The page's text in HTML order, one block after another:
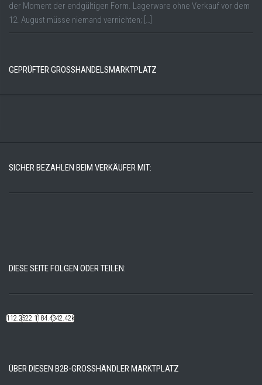
der Moment der endgültigen Form. Lagerware ohne Verkauf vor dem
12. August müsse niemand vernichten; […]
GEPRÜFTER GROSSHANDELSMARKTPLATZ
SICHER BEZAHLEN BEIM VERKÄUFER MIT:
DIESE SEITE FOLGEN ODER TEILEN:
112.22k522.14k184.48k342.42k
ÜBER DIESEN B2B-GROSSHÄNDLER MARKTPLATZ